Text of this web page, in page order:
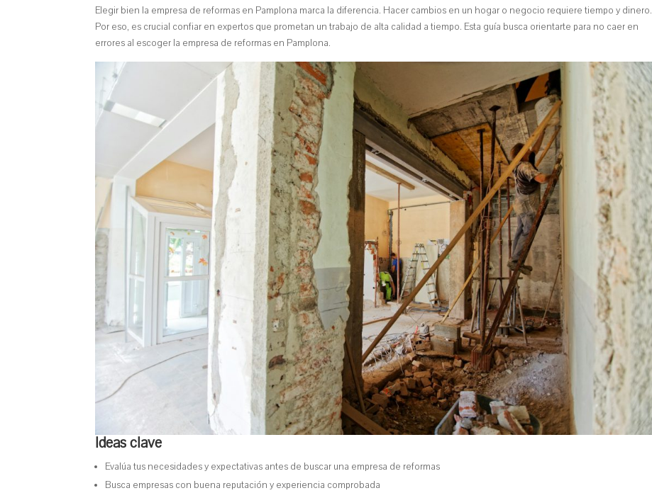
Elegir bien la empresa de reformas en Pamplona marca la diferencia. Hacer cambios en un hogar o negocio requiere tiempo y dinero.
Por eso, es crucial confiar en expertos que prometan un trabajo de alta calidad a tiempo. Esta guía busca orientarte para no caer en
errores al escoger la empresa de reformas en Pamplona.
Ideas clave
Evalúa tus necesidades y expectativas antes de buscar una empresa de reformas
Busca empresas con buena reputación y experiencia comprobada